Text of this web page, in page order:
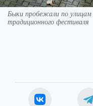
Быки пробежали по
традиционного фестиваля